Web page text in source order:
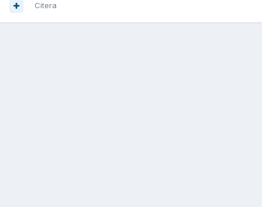
Citera